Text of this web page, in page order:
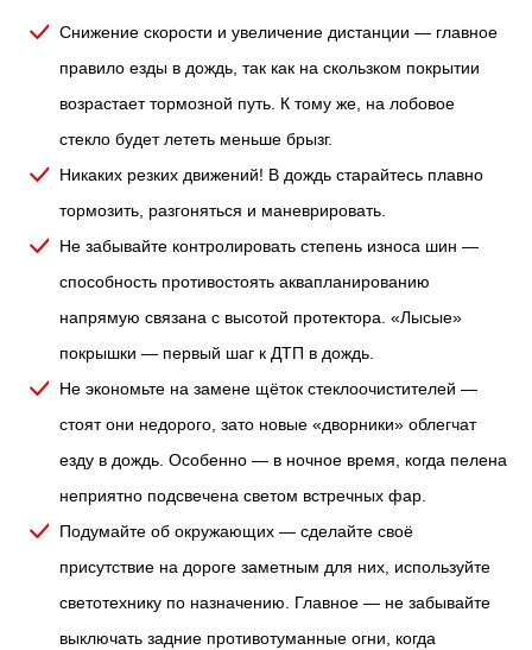
Снижение скорости и увеличение дистанции — главное
правило езды в дождь, так как на скользком покрытии
возрастает тормозной путь. К тому же, на лобовое
стекло будет лететь меньше брызг.
Никаких резких движений! В дождь старайтесь плавно
тормозить, разгоняться и маневрировать.
Не забывайте контролировать степень износа шин —
способность противостоять аквапланированию
напрямую связана с высотой протектора. «Лысые»
покрышки — первый шаг к ДТП в дождь.
Не экономьте на замене щёток стеклоочистителей —
стоят они недорого, зато новые «дворники» облегчат
езду в дождь. Особенно — в ночное время, когда пелена
неприятно подсвечена светом встречных фар.
Подумайте об окружающих — сделайте своё
присутствие на дороге заметным для них, используйте
светотехнику по назначению. Главное — не забывайте
выключать задние противотуманные огни, когда